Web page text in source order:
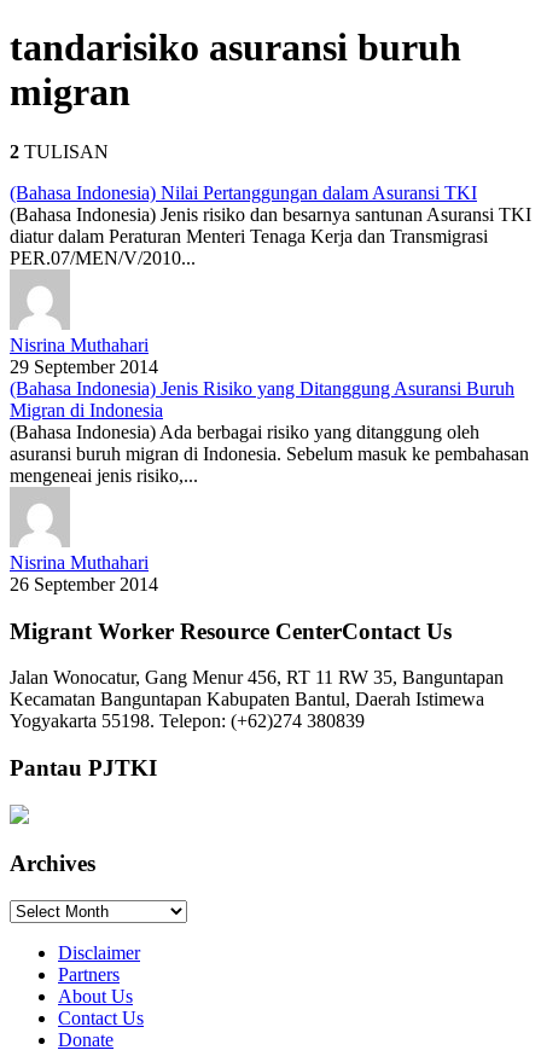
tandarisiko asuransi buruh
migran
2 TULISAN
(Bahasa Indonesia) Nilai Pertanggungan dalam Asuransi TKI
(Bahasa Indonesia) Jenis risiko dan besarnya santunan Asuransi TKI
diatur dalam Peraturan Menteri Tenaga Kerja dan Transmigrasi
PER.07/MEN/V/2010...
Nisrina Muthahari
29 September 2014
(Bahasa Indonesia) Jenis Risiko yang Ditanggung Asuransi Buruh
Migran di Indonesia
(Bahasa Indonesia) Ada berbagai risiko yang ditanggung oleh
asuransi buruh migran di Indonesia. Sebelum masuk ke pembahasan
mengeneai jenis risiko,...
Nisrina Muthahari
26 September 2014
Migrant Worker Resource CenterContact Us
Jalan Wonocatur, Gang Menur 456, RT 11 RW 35, Banguntapan
Kecamatan Banguntapan Kabupaten Bantul, Daerah Istimewa
Yogyakarta 55198. Telepon: (+62)274 380839
Pantau PJTKI
Archives
Archives
Disclaimer
Partners
About Us
Contact Us
Donate